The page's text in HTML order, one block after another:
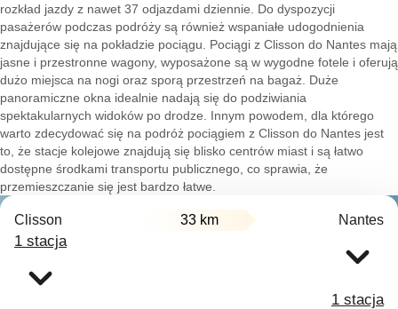
rozkład jazdy z nawet 37 odjazdami dziennie. Do dyspozycji
pasażerów podczas podróży są również wspaniałe udogodnienia
znajdujące się na pokładzie pociągu. Pociągi z Clisson do Nantes mają
jasne i przestronne wagony, wyposażone są w wygodne fotele i oferują
dużo miejsca na nogi oraz sporą przestrzeń na bagaż. Duże
panoramiczne okna idealnie nadają się do podziwiania
spektakularnych widoków po drodze. Innym powodem, dla którego
warto zdecydować się na podróż pociągiem z Clisson do Nantes jest
to, że stacje kolejowe znajdują się blisko centrów miast i są łatwo
dostępne środkami transportu publicznego, co sprawia, że
przemieszczanie się jest bardzo łatwe.
Clisson 33 km Nantes
1 stacja
1 stacja